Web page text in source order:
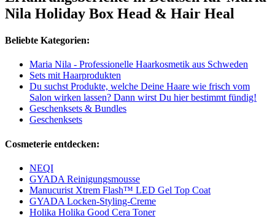
Nila Holiday Box Head & Hair Heal
Beliebte Kategorien:
Maria Nila - Professionelle Haarkosmetik aus Schweden
Sets mit Haarprodukten
Du suchst Produkte, welche Deine Haare wie frisch vom
Salon wirken lassen? Dann wirst Du hier bestimmt fündig!
Geschenksets & Bundles
Geschenksets
Cosmeterie entdecken:
NEQI
GYADA Reinigungsmousse
Manucurist Xtrem Flash™ LED Gel Top Coat
GYADA Locken-Styling-Creme
Holika Holika Good Cera Toner